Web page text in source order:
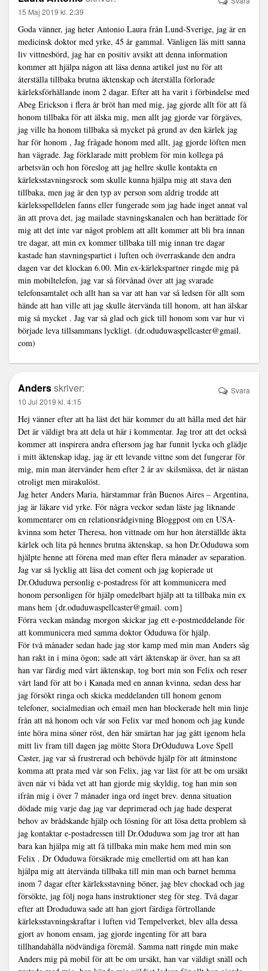
15 Maj 2019 kl. 2:39
Goda vänner, jag heter Antonio Laura från Lund-Sverige, jag är en
medicinsk doktor med yrke, 45 år gammal. Vänligen läs mitt sanna
liv vittnesbörd, jag har en positiv avsikt att denna information
kommer att hjälpa någon att läsa denna artikel just nu för att
återställa tillbaka brutna äktenskap och återställa förlorade
kärleksförhållande inom 2 dagar. Efter att ha varit i förbindelse med
Abeg Erickson i flera år bröt han med mig, jag gjorde allt för att få
honom tillbaka för att älska mig, men allt jag gjorde var förgäves,
jag ville ha honom tillbaka så mycket på grund av den kärlek jag
har för honom , Jag frågade honom med allt, jag gjorde löften men
han vägrade. Jag förklarade mitt problem för min kollega på
arbetsvän och hon föreslog att jag hellre skulle kontakta en
kärleksstavningsrock som skulle kunna hjälpa mig att stava den
tillbaka, men jag är den typ av person som aldrig trodde att
kärleksspelldelen fanns eller fungerade som jag hade inget annat val
än att prova det, jag mailade stavningskanalen och han berättade för
mig att det inte var något problem att allt kommer att bli bra innan
tre dagar, att min ex kommer tillbaka till mig innan tre dagar
kastade han stavningspartiet i luften och överraskande den andra
dagen var det klockan 6.00. Min ex-kärlekspartner ringde mig på
min mobiltelefon, jag var så förvånad över att jag svarade
telefonsamtalet och allt han sa var att han var så ledsen för allt som
hände att han ville att jag skulle återvända till honom, att han älskar
mig så mycket . Jag var så glad och gick till honom som var hur vi
började leva tillsammans lyckligt. (dr.oduduwaspellcaster@gmail.
com)
Andersskriver:
10 Jul 2019 kl. 4:15
Hej vänner efter att ha läst det här kommer du att hålla med det här
Det är väldigt bra att dela ut här i kommentar. Jag tror att det också
kommer att inspirera andra eftersom jag har funnit lycka och glädje
i mitt äktenskap idag, jag är ett levande vittne som det fungerar för
mig, min man återvänder hem efter 2 år av skilsmässa, det är nästan
otroligt men mirakulöst.
Jag heter Anders Maria, härstammar från Buenos Aires – Argentina,
jag är läkare vid yrke. För några veckor sedan läste jag liknande
kommentarer om en relationsrådgivning Bloggpost om en USA-
kvinna som heter Theresa, hon vittnade om hur hon återställde äkta
kärlek och lita på hennes brutna äktenskap, sa hon Dr.Oduduwa som
hjälpte henne att förena med man efter flera månader av separation.
Jag var så lycklig att läsa det coment och jag kopierade ut
Dr.Oduduwa personlig e-postadress för att kommunicera med
honom personligen för hjälp omedelbart hjälp att ta tillbaka min ex
mans hem {dr.oduduwaspellcaster@gmail. com}
Förra veckan måndag morgon skickar jag ett e-postmeddelande för
att kommunicera med samma doktor Oduduwa för hjälp.
För två månader sedan hade jag stor kamp med min man Anders såg
han rakt in i mina ögon; sade att vårt äktenskap är över, han sa att
han var färdig med vårt äktenskap, tog bort min son Felix och reser
vårt land för att bo i Kanada med en annan kvinna, sedan dess har
jag försökt ringa och skicka meddelanden till honom genom
telefoner, socialmedian och email men han blockerade helt min linje
från att nå honom och vår son Felix var med honom och jag kunde
inte höra mina söner röst, den här smärtan har jag gått igenom hela
mitt liv fram till dagen jag mötte Stora DrOduduwa Love Spell
Caster, jag var så frustrerad och behövde hjälp för att åtminstone
komma att prata med vår son Felix, jag var läst för att be om ursäkt
även när vi båda vet att han gjorde mig skyldig, tog han min son
ifrån mig i över 7 månader inga ord inget brev. denna situation
dödade mig varje dag jag var deprimerad och jag hade desperat
behov av brådskande hjälp och lösning för att lösa detta problem så
jag kontaktar e-postadressen till Dr.Oduduwa som jag tror att han
bara kan hjälpa mig att få tillbaka min make hem med min son
Felix . Dr Oduduwa försäkrade mig emellertid om att han kan
hjälpa mig att återvända tillbaka till min man och barnet hemma
inom 7 dagar efter kärleksstavning böner, jag blev chockad och jag
försökte, jag följ noga hans instruktioner steg för steg. Två dagar
efter att Droduduwa sade att han gjort färdiga förtrollande
kärleksstavningskraftar i luften vid Tempelverket, blev alla dessa
gjort av honom ensam, jag gjorde ingenting för att bara
tillhandahålla nödvändiga föremål. Samma natt ringde min make
Anders mig på mobil för att be om ursäkt, han var väldigt snäll och
Svara